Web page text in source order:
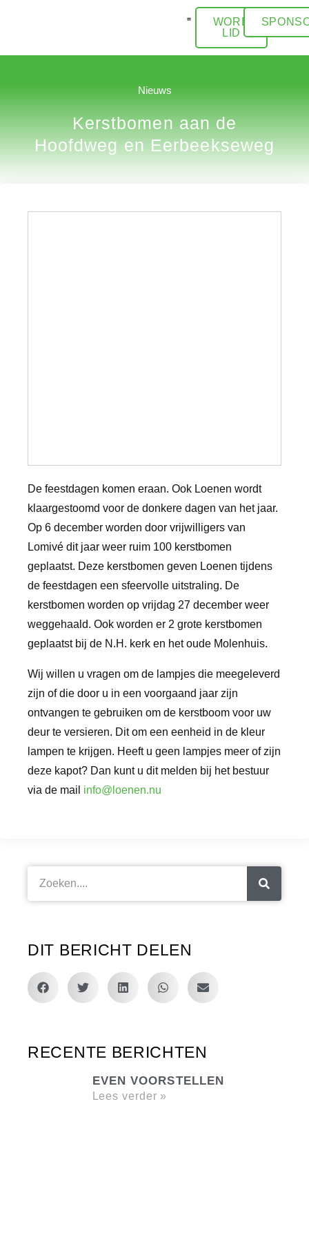
WORD
LID
Nieuws
Kerstbomen aan de
Hoofdweg en Eerbeekseweg
De feestdagen komen eraan. Ook Loenen wordt
klaargestoomd voor de donkere dagen van het jaar.
Op 6 december worden door vrijwilligers van
Lomivé dit jaar weer ruim 100 kerstbomen
geplaatst. Deze kerstbomen geven Loenen tijdens
de feestdagen een sfeervolle uitstraling. De
kerstbomen worden op vrijdag 27 december weer
weggehaald. Ook worden er 2 grote kerstbomen
geplaatst bij de N.H. kerk en het oude Molenhuis.
Wij willen u vragen om de lampjes die meegeleverd
zijn of die door u in een voorgaand jaar zijn
ontvangen te gebruiken om de kerstboom voor uw
deur te versieren. Dit om een eenheid in de kleur
lampen te krijgen. Heeft u geen lampjes meer of zijn
deze kapot? Dan kunt u dit melden bij het bestuur
via de mail info@loenen.nu
DIT BERICHT DELEN
RECENTE BERICHTEN
EVEN VOORSTELLEN
Lees verder »